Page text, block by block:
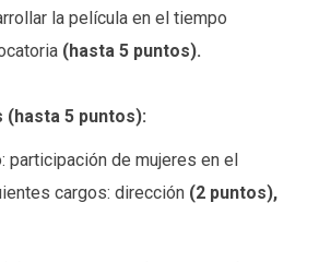
la película en el tiempo
(hasta 5 puntos).
(hasta 5 puntos):
de mujeres en el
cargos: dirección (2 puntos),